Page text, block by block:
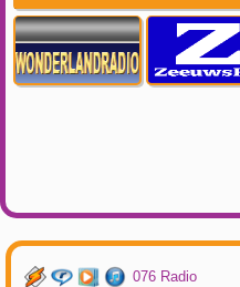
076 Radio